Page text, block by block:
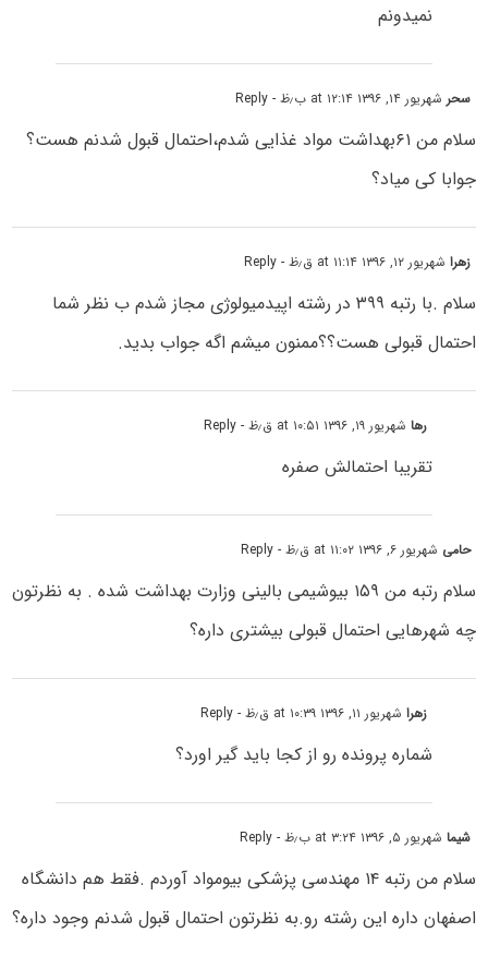
نمیدونم
سحر شهریور ۱۴, ۱۳۹۶ at ۱۲:۱۴ ب٫ظ - Reply
سلام من ۶۱بهداشت مواد غذایی شدم،احتمال قبول شدنم هست؟
جوابا کی میاد؟
زهراشهریور ۱۲, ۱۳۹۶ at ۱۱:۱۴ ق٫ظ - Reply
سلام .با رتبه ۳۹۹ در رشته اپیدمیولوژی مجاز شدم ب نظر شما
احتمال قبولی هست؟؟ممنون میشم اگه جواب بدید.
رهاشهریور ۱۹, ۱۳۹۶ at ۱۰:۵۱ ق٫ظ - Reply
تقریبا احتمالش صفره
حامی شهریور ۶, ۱۳۹۶ at ۱۱:۰۲ ق٫ظ - Reply
سلام رتبه من ۱۵۹ بیوشیمی بالینی وزارت بهداشت شده . به نظرتون
چه شهرهایی احتمال قبولی بیشتری داره؟
زهراشهریور ۱۱, ۱۳۹۶ at ۱۰:۳۹ ق٫ظ - Reply
شماره پرونده رو از کجا باید گیر اورد؟
شیماشهریور ۵, ۱۳۹۶ at ۳:۲۴ ب٫ظ - Reply
سلام من رتبه ۱۴ مهندسی پزشکی بیومواد آوردم .فقط هم دانشگاه
اصفهان داره این رشته رو.به نظرتون احتمال قبول شدنم وجود داره؟